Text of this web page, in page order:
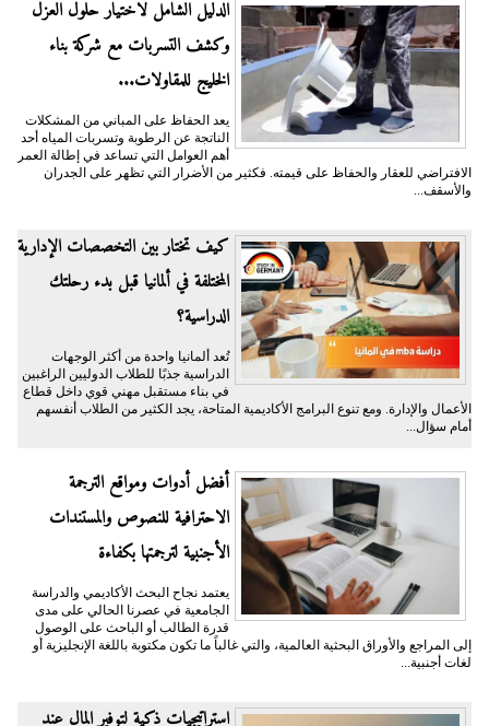
الدليل الشامل لاختيار حلول العزل
وكشف التسربات مع شركة بناء
الخليج للمقاولات...
يعد الحفاظ على المباني من المشكلات
الناتجة عن الرطوبة وتسربات المياه أحد
أهم العوامل التي تساعد في إطالة العمر
الافتراضي للعقار والحفاظ على قيمته. فكثير من الأضرار التي تظهر على الجدران
والأسقف...
كيف تختار بين التخصصات الإدارية
المختلفة في ألمانيا قبل بدء رحلتك
الدراسية؟
تُعد ألمانيا واحدة من أكثر الوجهات
الدراسية جذبًا للطلاب الدوليين الراغبين
في بناء مستقبل مهني قوي داخل قطاع
الأعمال والإدارة. ومع تنوع البرامج الأكاديمية المتاحة، يجد الكثير من الطلاب أنفسهم
أمام سؤال...
أفضل أدوات ومواقع الترجمة
الاحترافية للنصوص والمستندات
الأجنبية لترجمتها بكفاءة
يعتمد نجاح البحث الأكاديمي والدراسة
الجامعية في عصرنا الحالي على مدى
قدرة الطالب أو الباحث على الوصول
إلى المراجع والأوراق البحثية العالمية، والتي غالباً ما تكون مكتوبة باللغة الإنجليزية أو
لغات أجنبية...